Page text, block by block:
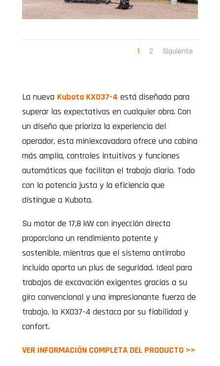
1 2 Siguiente
La nueva Kubota KX037-4 está diseñada para
superar las expectativas en cualquier obra. Con
un diseño que prioriza la experiencia del
operador, esta miniexcavadora ofrece una cabina
más amplia, controles intuitivos y funciones
automáticas que facilitan el trabajo diario. Todo
con la potencia justa y la eficiencia que
distingue a Kubota.
Su motor de 17,8 kW con inyección directa
proporciona un rendimiento potente y
sostenible, mientras que el sistema antirrobo
incluido aporta un plus de seguridad. Ideal para
trabajos de excavación exigentes gracias a su
giro convencional y una impresionante fuerza de
trabajo, la KX037-4 destaca por su fiabilidad y
confort.
VER INFORMACIÓN COMPLETA DEL PRODUCTO >>